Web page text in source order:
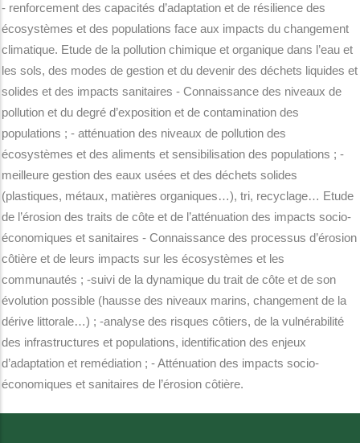
- renforcement des capacités d’adaptation et de résilience des
écosystèmes et des populations face aux impacts du changement
climatique. Etude de la pollution chimique et organique dans l’eau et
les sols, des modes de gestion et du devenir des déchets liquides et
solides et des impacts sanitaires - Connaissance des niveaux de
pollution et du degré d’exposition et de contamination des
populations ; - atténuation des niveaux de pollution des
écosystèmes et des aliments et sensibilisation des populations ; -
meilleure gestion des eaux usées et des déchets solides
(plastiques, métaux, matières organiques…), tri, recyclage… Etude
de l’érosion des traits de côte et de l’atténuation des impacts socio-
économiques et sanitaires - Connaissance des processus d’érosion
côtière et de leurs impacts sur les écosystèmes et les
communautés ; -suivi de la dynamique du trait de côte et de son
évolution possible (hausse des niveaux marins, changement de la
dérive littorale…) ; -analyse des risques côtiers, de la vulnérabilité
des infrastructures et populations, identification des enjeux
d’adaptation et remédiation ; - Atténuation des impacts socio-
économiques et sanitaires de l’érosion côtière.